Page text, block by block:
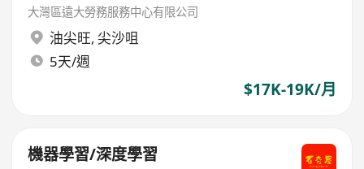
大灣區遠大勞務服務中心有限公司
油尖旺, 尖沙咀
5天/週
$17K-19K/月
機器學習/深度學習